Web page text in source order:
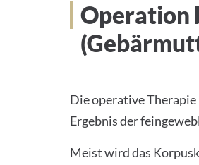
Operation
Die operative Therapie
Ergebnis der
Meist wird das